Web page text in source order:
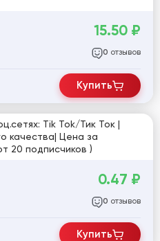
15.50 ₽
0 отзывов
Купить
Tik Tok/Тик Ток |
качества| Цена за
20 подписчиков )
0.47 ₽
0 отзывов
Купить